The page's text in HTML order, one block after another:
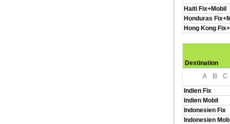
Haiti Fix+Mobil
Honduras
Hong Kong
Destination
A B C
Indien Fix
Indien Mobil
Indonesien Fix
Indonesien